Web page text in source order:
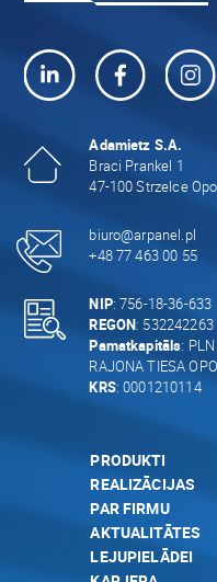
Adamietz S.A.
Braci Prankel 1
47-100 Strzelce
biuro@arpanel.pl
+48 77 463 00 55
NIP: 756-18-36-633
REGON: 532242263
Pamatkapitāls:
RAJONA TIESA
KRS: 0001210114
PRODUKTI
REALIZĀCIJAS
PAR FIRMU
AKTUALITĀTES
LEJUPIELĀDEI